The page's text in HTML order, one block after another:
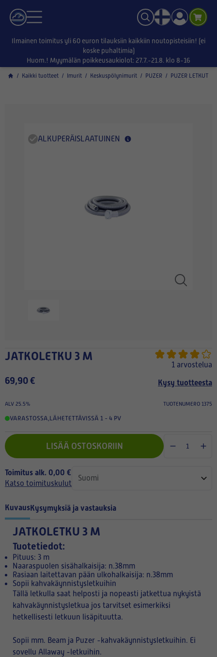
Ilmainen toimitus yli 60 euron tilauksiin kaikkiin noutopisteisiin! (ei
koske puhaltimia)
Huom.! Myymälän poikkeusaukiolot: 27.7.-21.8. klo 8-16
/ Kaikki tuotteet / Imurit / Keskuspölynimurit / PUZER / PUZER LETKUT
ALKUPERÄISLAATUINEN
JATKOLETKU 3 M
1 arvostelua
69,90 € Kysy tuotteesta
ALV 25.5% TUOTENUMERO 1375
VARASTOSSA LÄHETETTÄVISSÄ 1 - 4 PV
LISÄÄ OSTOSKORIIN
Toimitus alk. 0,00 €
Katso toimituskulut
KuvausKysymyksiä ja vastauksia
JATKOLETKU 3 M
Tuotetiedot:
Pituus: 3 m
Naaraspuolen sisähalkaisija: n.38mm
Rasiaan laitettavan pään ulkohalkaisija: n.38mm
Sopii kahvakäynnistysletkuihin
Tällä letkulla saat helposti ja nopeasti jatkettua nykyistä
kahvakäynnistysletkua jos tarvitset esimerkiksi
hetkellisesti letkuun lisäpituutta.
Sopii mm. Beam ja Puzer -kahvakäynnistysletkuihin. Ei
sovellu Allaway -letkuihin.